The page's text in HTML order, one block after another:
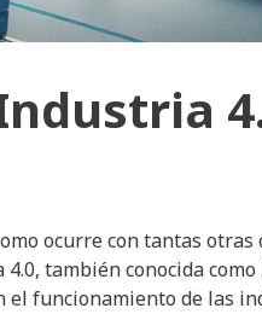
ocurre con tantas otras
también conocida
funcionamiento de las